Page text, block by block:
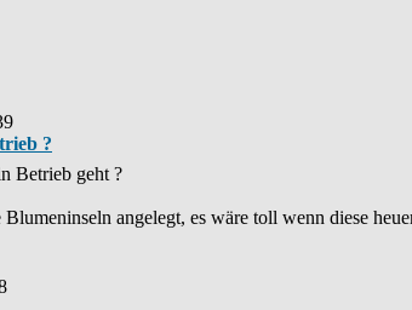
?
Betrieb geht ?
angelegt, es wäre toll wenn diese